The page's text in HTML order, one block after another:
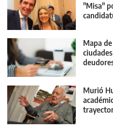
"Misa"
Mapa
Murió